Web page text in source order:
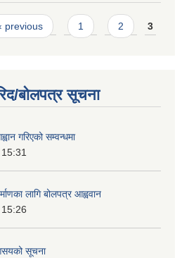
previous 1 2 3
बोलपत्र सूचना
गरिएको सम्वन्धमा
लागि बोलपत्र आह्ववान
सूचना